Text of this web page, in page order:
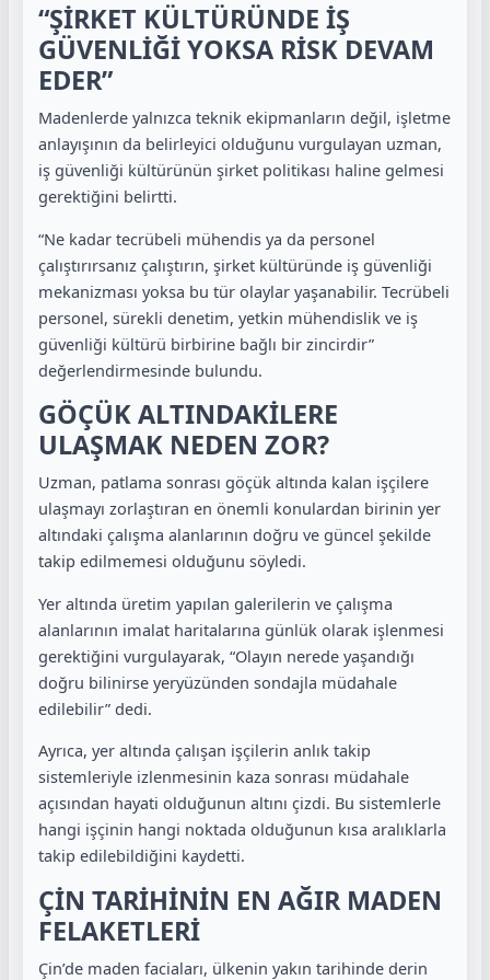
“ŞİRKET KÜLTÜRÜNDE İŞ
GÜVENLİĞİ YOKSA RİSK DEVAM
EDER”
Madenlerde yalnızca teknik ekipmanların değil, işletme
anlayışının da belirleyici olduğunu vurgulayan uzman,
iş güvenliği kültürünün şirket politikası haline gelmesi
gerektiğini belirtti.
“Ne kadar tecrübeli mühendis ya da personel
çalıştırırsanız çalıştırın, şirket kültüründe iş güvenliği
mekanizması yoksa bu tür olaylar yaşanabilir. Tecrübeli
personel, sürekli denetim, yetkin mühendislik ve iş
güvenliği kültürü birbirine bağlı bir zincirdir”
değerlendirmesinde bulundu.
GÖÇÜK ALTINDAKİLERE
ULAŞMAK NEDEN ZOR?
Uzman, patlama sonrası göçük altında kalan işçilere
ulaşmayı zorlaştıran en önemli konulardan birinin yer
altındaki çalışma alanlarının doğru ve güncel şekilde
takip edilmemesi olduğunu söyledi.
Yer altında üretim yapılan galerilerin ve çalışma
alanlarının imalat haritalarına günlük olarak işlenmesi
gerektiğini vurgulayarak, “Olayın nerede yaşandığı
doğru bilinirse yeryüzünden sondajla müdahale
edilebilir” dedi.
Ayrıca, yer altında çalışan işçilerin anlık takip
sistemleriyle izlenmesinin kaza sonrası müdahale
açısından hayati olduğunun altını çizdi. Bu sistemlerle
hangi işçinin hangi noktada olduğunun kısa aralıklarla
takip edilebildiğini kaydetti.
ÇİN TARİHİNİN EN AĞIR MADEN
FELAKETLERİ
Çin’de maden faciaları, ülkenin yakın tarihinde derin